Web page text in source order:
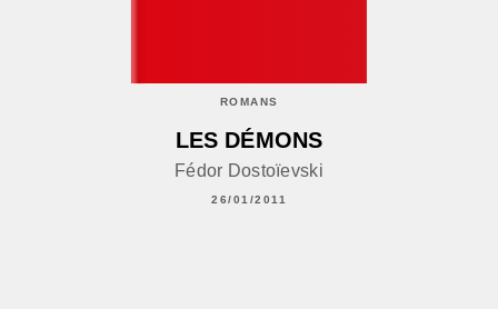
ROMANS
LES DÉMONS
Fédor Dostoïevski
26/01/2011